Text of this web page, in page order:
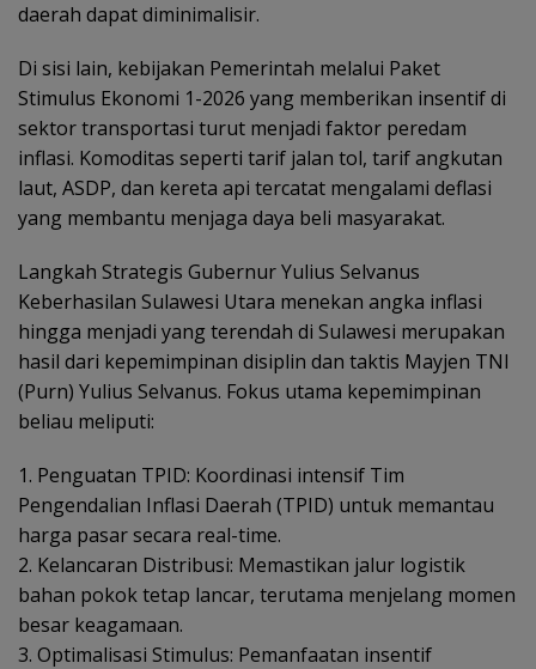
daerah dapat diminimalisir.
Di sisi lain, kebijakan Pemerintah melalui Paket
Stimulus Ekonomi 1-2026 yang memberikan insentif di
sektor transportasi turut menjadi faktor peredam
inflasi. Komoditas seperti tarif jalan tol, tarif angkutan
laut, ASDP, dan kereta api tercatat mengalami deflasi
yang membantu menjaga daya beli masyarakat.
Langkah Strategis Gubernur Yulius Selvanus
Keberhasilan Sulawesi Utara menekan angka inflasi
hingga menjadi yang terendah di Sulawesi merupakan
hasil dari kepemimpinan disiplin dan taktis Mayjen TNI
(Purn) Yulius Selvanus. Fokus utama kepemimpinan
beliau meliputi:
1. Penguatan TPID: Koordinasi intensif Tim
Pengendalian Inflasi Daerah (TPID) untuk memantau
harga pasar secara real-time.
2. Kelancaran Distribusi: Memastikan jalur logistik
bahan pokok tetap lancar, terutama menjelang momen
besar keagamaan.
3. Optimalisasi Stimulus: Pemanfaatan insentif